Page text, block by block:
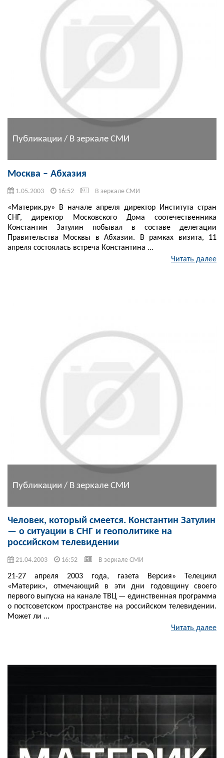
Публикации / В зеркале СМИ
Москва – Абхазия
1.05.2003 16:52 В зеркале СМИ
«Материк.ру» В начале апреля директор Института стран
СНГ, директор Московского Дома соотечественника
Константин Затулин побывал в составе делегации
Правительства Москвы в Абхазии. В рамках визита, 11
апреля состоялась встреча Константина ...
Читать далее
Публикации / В зеркале СМИ
Человек, который смеется. Константин Затулин
— о ситуации в СНГ и геополитике на
российском телевидении
21.04.2003 16:52 В зеркале СМИ
21-27 апреля 2003 года, газета Версия» Телецикл
«Материк», отмечающий в эти дни годовщину своего
первого выпуска на канале ТВЦ — единственная программа
о постсоветском пространстве на российском телевидении.
Может ли ...
Читать далее